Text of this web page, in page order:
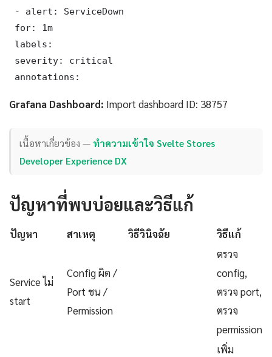
- alert: ServiceDown
for: 1m
labels:
severity: critical
annotations:
Grafana Dashboard: Import dashboard ID: 38757
เนื้อหาเกี่ยวข้อง — ทำความเข้าใจ Svelte Stores
Developer Experience DX
ปัญหาที่พบบ่อยและวิธีแก้
ปัญหา สาเหตุ วิธีวินิจฉัย วิธีแก้
Service ไม่
start
Config ผิด /
Port ชน /
Permission
ตรวจ
config,
ตรวจ port,
ตรวจ
permission
เพิ่ม